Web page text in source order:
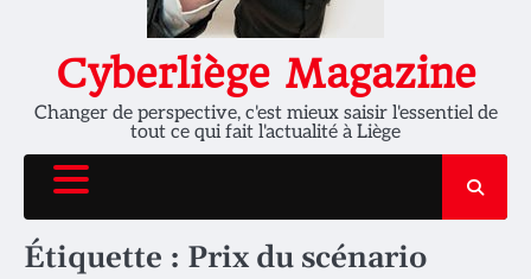
Cyberliège Magazine
Changer de perspective, c'est mieux saisir l'essentiel de
tout ce qui fait l'actualité à Liège
Étiquette : Prix du scénario